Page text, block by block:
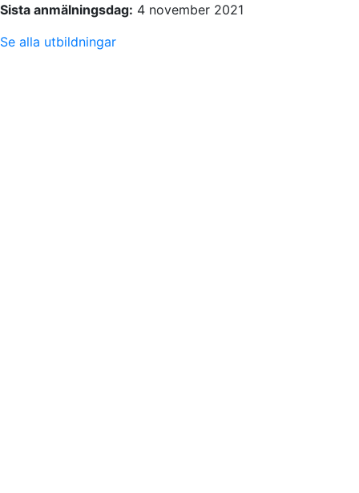
Sista anmälningsdag: 4 november 2021
Se alla utbildningar